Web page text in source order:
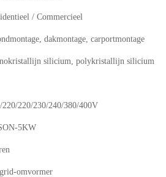
/ Commercieel
dakmontage, carportmontage
silicium, polykristallijn silicium
220/220/230/240/380/400V
5KW
omvormer